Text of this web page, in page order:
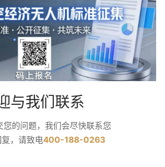
与我们联系
您的问题，我们会尽快联系您
，请致电400-188-0263